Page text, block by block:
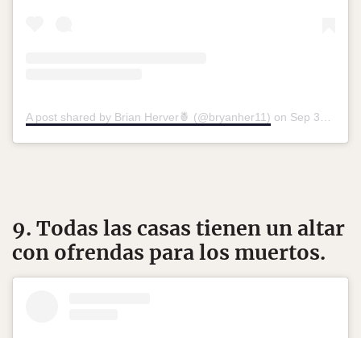
A post shared by Brian Herver🍍 (@bryanher11) on Sep 30, 2019 at 9:47pm PDT
9. Todas las casas tienen un altar
con ofrendas para los muertos.